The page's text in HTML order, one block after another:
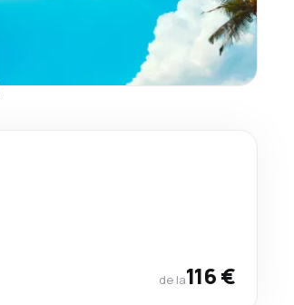
de la116 €